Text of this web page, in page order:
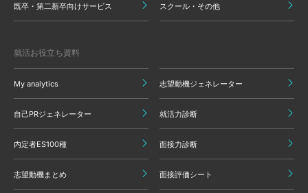
既卒・第二新卒向けサービス スクール・その他
就活お役立ち資料
My analytics 志望動機ジェネレーター
自己PRジェネレーター 就活力診断
内定者ES100種 面接力診断
志望動機まとめ 面接評価シート